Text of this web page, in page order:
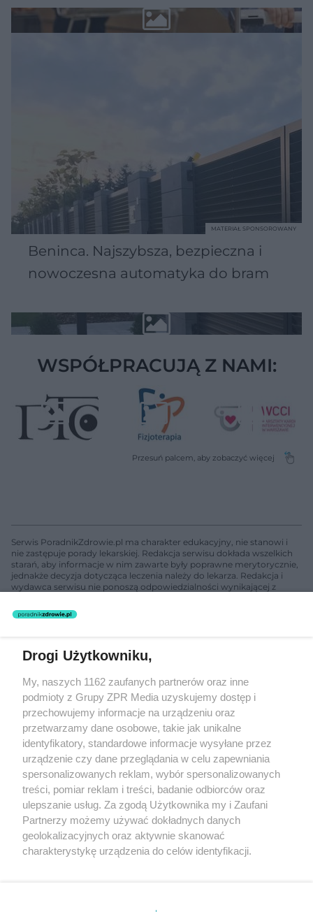
Beninca. Najszybsza, bezpieczna i
nowoczesna automatyka do bram
MATERIAŁ SPONSOROWANY
WSPÓŁPRACUJĄ Z NAMI:
Serwis PoradnikZdrowie.pl ma charakter edukacyjny, nie stanowi i
nie zastępuje porady lekarskiej. Redakcja serwisu dokłada wszelkich
starań, aby informacje w nim zawarte były poprawne merytorycznie,
jednakże decyzja dotycząca leczenia należy do lekarza. Redakcja i
wydawca serwisu nie ponoszą odpowiedzialności wynikającej z
nie prowadzi działalności leczniczej polegającej na udzielaniu
świadczeń zdrowotnych w rozumieniu art. 3 ust 1 ustawy o
Żaden utwór zamieszczony w serwisie nie może być powielany i
rozpowszechniany lub dalej rozpowszechniany w jakikolwiek sposób
(w tym także elektroniczny lub mechaniczny) na jakimkolwiek polu
eksploatacji w jakiejkolwiek formie, włącznie z umieszczaniem w
Internecie bez pisemnej zgody właściciela praw. Jakiekolwiek użycie
lub wykorzystanie utworów w całości lub w części z naruszeniem
prawa, tzn. bez właściwej zgody, jest zabronione pod groźbą kary i
może być ścigane prawnie.
O nas
Drogi Użytkowniku,
My, naszych 1162 zaufanych partnerów oraz inne
podmioty z Grupy ZPR Media uzyskujemy dostęp i
przechowujemy informacje na urządzeniu oraz
przetwarzamy dane osobowe, takie jak unikalne
identyfikatory, standardowe informacje wysyłane przez
urządzenie czy dane przeglądania w celu zapewniania
spersonalizowanych reklam, wybór spersonalizowanych
treści, pomiar reklam i treści, badanie odbiorców oraz
ulepszanie usług. Za zgodą Użytkownika my i Zaufani
Partnerzy możemy używać dokładnych danych
geolokalizacyjnych oraz aktywnie skanować
charakterystykę urządzenia do celów identyfikacji.